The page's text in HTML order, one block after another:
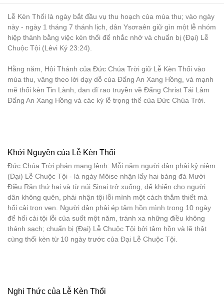
Lễ Kèn Thổi là ngày bắt đầu vụ thu hoạch của mùa thu; vào ngày
này - ngày 1 tháng 7 thánh lịch, dân Ysơraên giữ gìn một lễ nhóm
hiệp thánh bằng việc kèn thổi để nhắc nhở và chuẩn bị (Đại) Lễ
Chuộc Tội (Lêvi Ký 23:24).
Hằng năm, Hội Thánh của Đức Chúa Trời giữ Lễ Kèn Thổi vào
mùa thu, vâng theo lời dạy dỗ của Đấng An Xang Hồng, và mạnh
mẽ thổi kèn Tin Lành, dạn dĩ rao truyền về Đấng Christ Tái Lâm
Đấng An Xang Hồng và các kỳ lễ trọng thể của Đức Chúa Trời.
Khởi Nguyên của Lễ Kèn Thổi
Đức Chúa Trời phán mạng lệnh: Mỗi năm người dân phải kỷ niệm
(Đại) Lễ Chuộc Tội - là ngày Môise nhận lấy hai bảng đá Mười
Điều Răn thứ hai và từ núi Sinai trở xuống, để khiến cho người
dân không quên, phải nhận tội lỗi mình một cách thắm thiết mà
hối cải trọn vẹn. Người dân phải ép tâm hồn mình trong 10 ngày
để hối cải tội lỗi của suốt một năm, tránh xa những điều không
thánh sạch; chuẩn bị (Đại) Lễ Chuộc Tội bởi tâm hồn và lẽ thật
cùng thổi kèn từ 10 ngày trước của Đại Lễ Chuộc Tội.
Nghi Thức của Lễ Kèn Thổi